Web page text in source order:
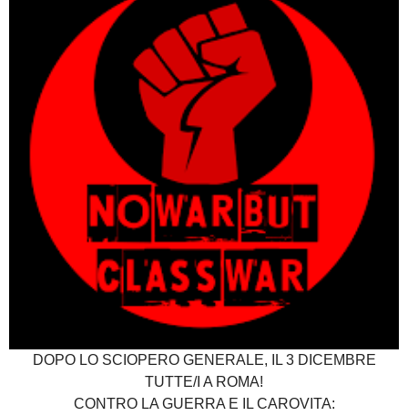
DOPO LO SCIOPERO GENERALE, IL 3 DICEMBRE
TUTTE/I A ROMA!
CONTRO LA GUERRA E IL CAROVITA: